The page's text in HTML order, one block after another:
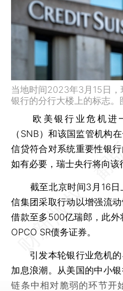
当地时间2023年3月15日
银行的分行大楼上的标志。
欧美银行业危机进
（SNB）和该国监管机构
信贷符合对系统重要性银
如有必要，瑞士央行将向该
截至北京时间3月16日
信集团采取行动以增强流
借款至多500亿瑞郎，此
OPCO SR债务证券。
引发本轮银行业危机的
加息浪潮。从美国的中小
链条中相对脆弱的环节开